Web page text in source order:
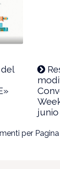
junio
per Pagina